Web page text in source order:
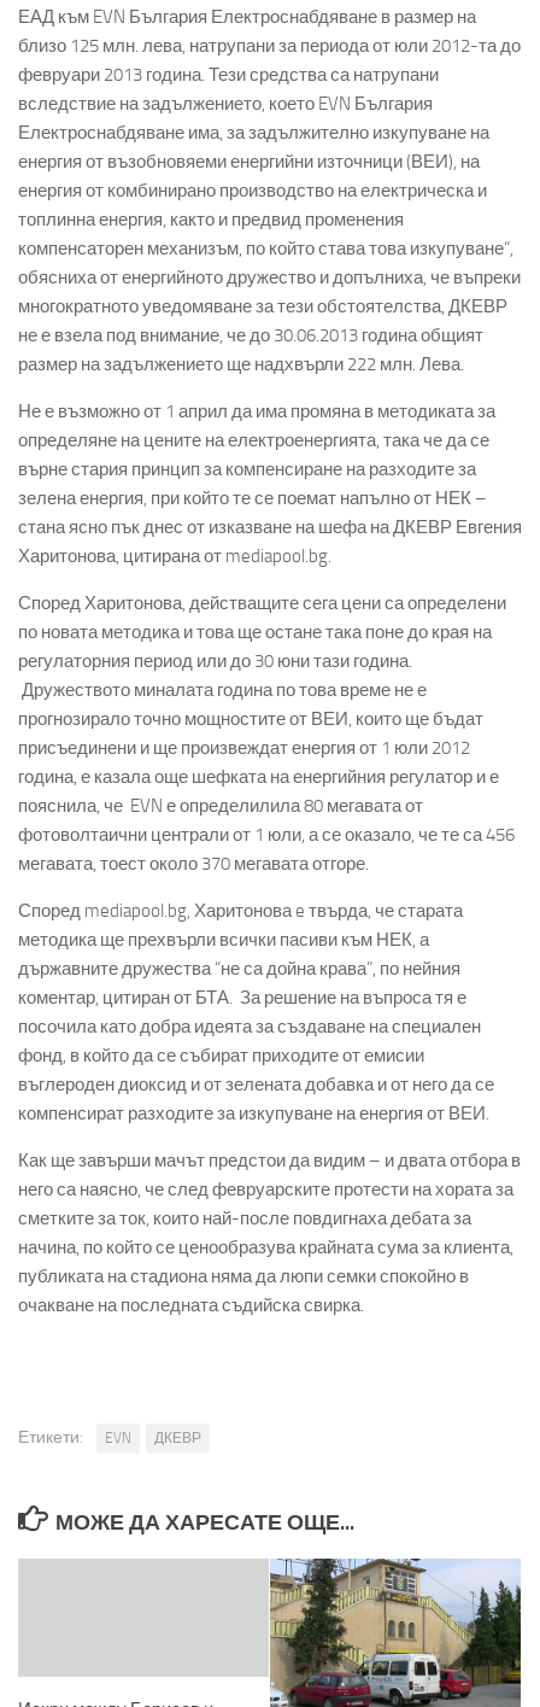
ЕАД към EVN България Електроснабдяване в размер на
близо 125 млн. лева, натрупани за периода от юли 2012-та до
февруари 2013 година. Тези средства са натрупани
вследствие на задължението, което EVN България
Електроснабдяване има, за задължително изкупуване на
енергия от възобновяеми енергийни източници (ВЕИ), на
енергия от комбинирано производство на електрическа и
топлинна енергия, както и предвид променения
компенсаторен механизъм, по който става това изкупуване“,
обясниха от енергийното дружество и допълниха, че въпреки
многократното уведомяване за тези обстоятелства, ДКЕВР
не е взела под внимание, че до 30.06.2013 година общият
размер на задължението ще надхвърли 222 млн. Лева.
Не е възможно от 1 април да има промяна в методиката за
определяне на цените на електроенергията, така че да се
върне стария принцип за компенсиране на разходите за
зелена енергия, при който те се поемат напълно от НЕК –
стана ясно пък днес от изказване на шефа на ДКЕВР Евгения
Харитонова, цитирана от mediapool.bg.
Според Харитонова, действащите сега цени са определени
по новата методика и това ще остане така поне до края на
регулаторния период или до 30 юни тази година.
Дружеството миналата година по това време не е
прогнозирало точно мощностите от ВЕИ, които ще бъдат
присъединени и ще произвеждат енергия от 1 юли 2012
година, е казала още шефката на енергийния регулатор и е
пояснила, че EVN е определилила 80 мегавата от
фотоволтаични централи от 1 юли, а се оказало, че те са 456
мегавата, тоест около 370 мегавата отгоре.
Според mediapool.bg, Харитонова e твърда, че старата
методика ще прехвърли всички пасиви към НЕК, а
държавните дружества “не са дойна крава”, по нейния
коментар, цитиран от БТА. За решение на въпроса тя е
посочила като добра идеята за създаване на специален
фонд, в който да се събират приходите от емисии
въглероден диоксид и от зелената добавка и от него да се
компенсират разходите за изкупуване на енергия от ВЕИ.
Как ще завърши мачът предстои да видим – и двата отбора в
него са наясно, че след февруарските протести на хората за
сметките за ток, които най-после повдигнаха дебата за
начина, по който се ценообразува крайната сума за клиента,
публиката на стадиона няма да люпи семки спокойно в
очакване на последната съдийска свирка.
Етикети: EVN ДКЕВР
МОЖЕ ДА ХАРЕСАТЕ ОЩЕ...